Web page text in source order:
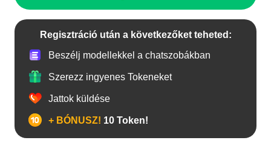
Regisztráció után a következőket teheted:
Beszélj modellekkel a chatszobákban
Szerezz ingyenes Tokeneket
Jattok küldése
+ BÓNUSZ! 10 Token!